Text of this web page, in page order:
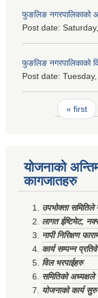
फुङलिङ नगरपालिकाको
Post date:
फुङलिङ नगरपालिकाको
Post date:
Pages« first
योजनाको
कागजातहरु
उपभोक्ता
लागत ईष्टिमेट,
नापी निरिक्षण
कार्य सम्पन्न
विल भरपाईहरु
समितिको अध्यक्षले
योजनाको कार्य